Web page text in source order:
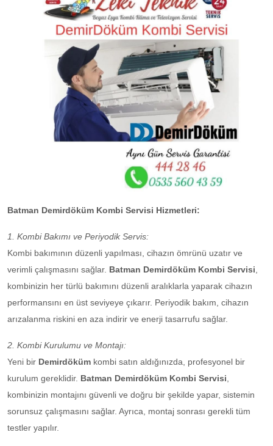
Batman Demirdöküm Kombi Servisi Hizmetleri:
1. Kombi Bakımı ve Periyodik Servis:
Kombi bakımının düzenli yapılması, cihazın ömrünü uzatır ve
verimli çalışmasını sağlar. Batman Demirdöküm Kombi Servisi,
kombinizin her türlü bakımını düzenli aralıklarla yaparak cihazın
performansını en üst seviyeye çıkarır. Periyodik bakım, cihazın
arızalanma riskini en aza indirir ve enerji tasarrufu sağlar.
2. Kombi Kurulumu ve Montajı:
Yeni bir Demirdöküm kombi satın aldığınızda, profesyonel bir
kurulum gereklidir. Batman Demirdöküm Kombi Servisi,
kombinizin montajını güvenli ve doğru bir şekilde yapar, sistemin
sorunsuz çalışmasını sağlar. Ayrıca, montaj sonrası gerekli tüm
testler yapılır.